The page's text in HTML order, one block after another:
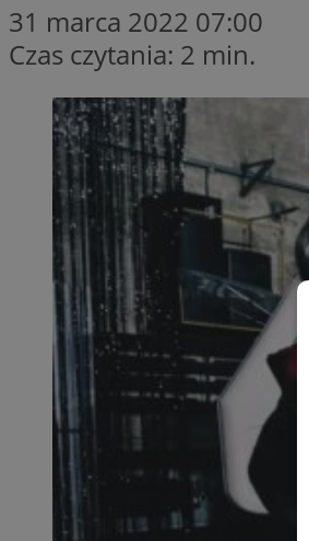
31 marca 2022 07:00
Czas czytania: 2 min.